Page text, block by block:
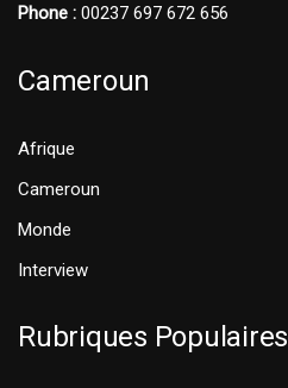
Phone : 00237 697 672 656
Cameroun
Afrique
Cameroun
Monde
Interview
Rubriques Populaires